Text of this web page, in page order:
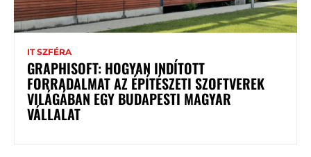
IT SZFÉRA
GRAPHISOFT: HOGYAN INDÍTOTT
FORRADALMAT AZ ÉPÍTÉSZETI SZOFTVEREK
VILÁGÁBAN EGY BUDAPESTI MAGYAR
VÁLLALAT